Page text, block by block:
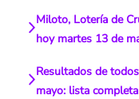
Miloto, Lotería de
hoy martes 13 de
Resultados de
mayo: lista